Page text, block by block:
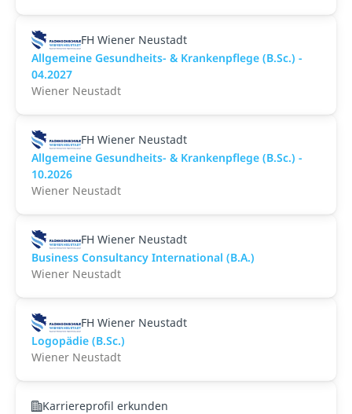
FH Wiener Neustadt
Allgemeine Gesundheits- & Krankenpflege (B.Sc.) -
04.2027
Wiener Neustadt
FH Wiener Neustadt
Allgemeine Gesundheits- & Krankenpflege (B.Sc.) -
10.2026
Wiener Neustadt
FH Wiener Neustadt
Business Consultancy International (B.A.)
Wiener Neustadt
FH Wiener Neustadt
Logopädie (B.Sc.)
Wiener Neustadt
Karriereprofil erkunden